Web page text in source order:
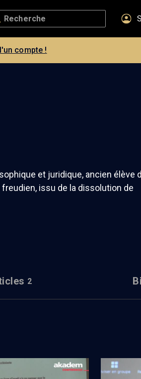
compte !
et juridique, ancien élève
issu de la dissolution de
2
L'affaire